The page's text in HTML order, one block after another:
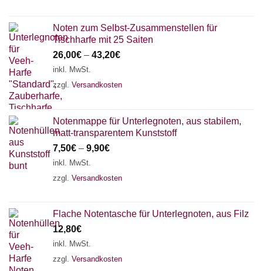
Noten zum Selbst-Zusammenstellen für
Tischharfe mit 25 Saiten
26,00€ – 43,20€
inkl. MwSt.
zzgl. Versandkosten
Notenmappe für Unterlegnoten, aus stabilem,
matt-transparentem Kunststoff
7,50€ – 9,90€
inkl. MwSt.
zzgl. Versandkosten
Flache Notentasche für Unterlegnoten, aus Filz
12,80€
inkl. MwSt.
zzgl. Versandkosten